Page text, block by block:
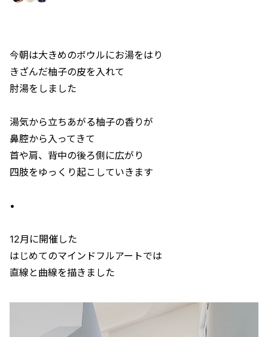
今朝は大きめのボウルにお湯をはり
きざんだ柚子の皮を入れて
肘湯をしました
湯気から立ちあがる柚子の香りが
鼻腔から入ってきて
首や肩、背中の後ろ側に広がり
四肢をゆっくり起こしていきます
•
12月に開催した
はじめてのマインドフルアートでは
直線と曲線を描きました